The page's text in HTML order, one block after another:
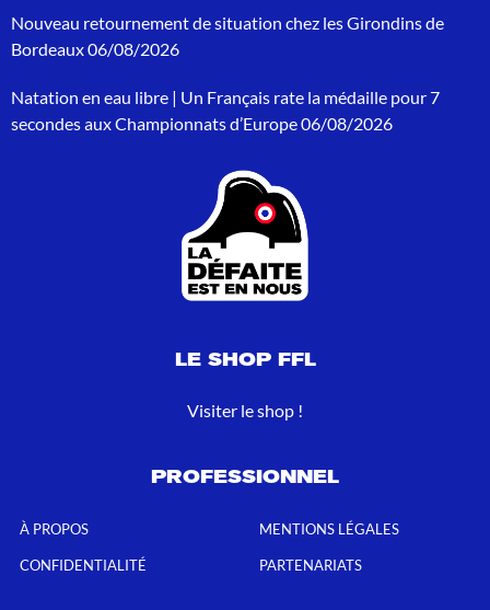
p
o
:
Nouveau retournement de situation chez les Girondins de
Bordeaux06/08/2026
Natation en eau libre | Un Français rate la médaille pour 7
secondes aux Championnats d’Europe06/08/2026
LE SHOP FFL
Visiter le shop !
PROFESSIONNEL
À PROPOS
CONFIDENTIALITÉ
MENTIONS LÉGALES
PARTENARIATS